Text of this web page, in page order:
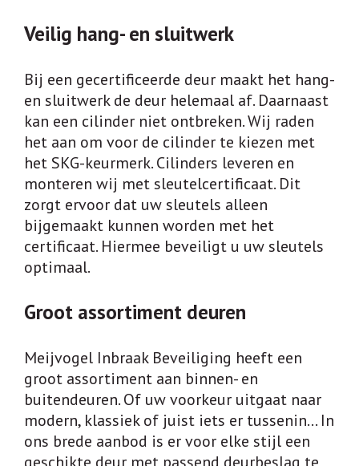
Veilig hang- en sluitwerk
Bij een gecertificeerde deur maakt het hang-
en sluitwerk de deur helemaal af. Daarnaast
kan een cilinder niet ontbreken. Wij raden
het aan om voor de cilinder te kiezen met
het SKG-keurmerk. Cilinders leveren en
monteren wij met sleutelcertificaat. Dit
zorgt ervoor dat uw sleutels alleen
bijgemaakt kunnen worden met het
certificaat. Hiermee beveiligt u uw sleutels
optimaal.
Groot assortiment deuren
Meijvogel Inbraak Beveiliging heeft een
groot assortiment aan binnen- en
buitendeuren. Of uw voorkeur uitgaat naar
modern, klassiek of juist iets er tussenin… In
ons brede aanbod is er voor elke stijl een